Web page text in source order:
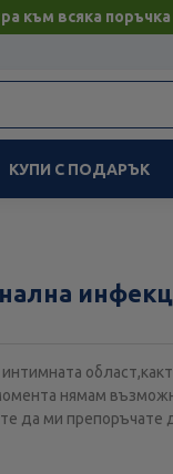
към всяка поръчка
КУПИ С ПОДАРЪК
нямам
да ми